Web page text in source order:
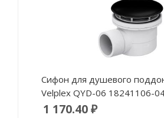
Сифон для душевого
Velplex QYD-06 18241106-
1 170.40 ₽